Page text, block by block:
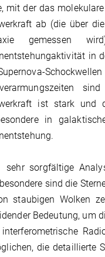
mit der das
ab (die über
gemessen
in
ist stark und
in
sorgfältige
sind die
staubigen Wolken
Bedeutung, um
die detaillierte